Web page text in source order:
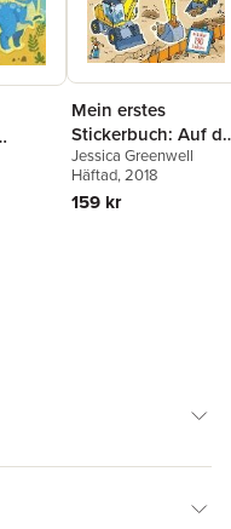
Mein erstes
Stickerbuch: Auf
Baustelle
Jessica Greenwell
Häftad, 2018
159 kr